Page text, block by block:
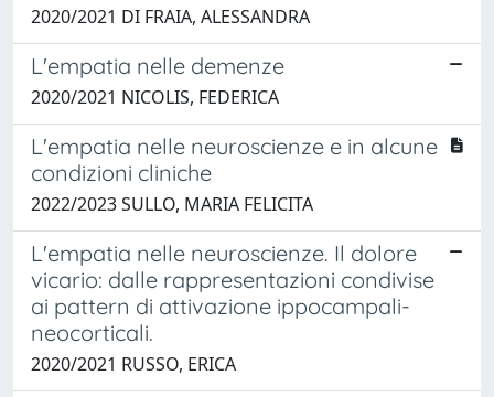
2020/2021 DI FRAIA, ALESSANDRA
L'empatia nelle demenze
2020/2021 NICOLIS, FEDERICA
L'empatia nelle neuroscienze e in alcune
condizioni cliniche
2022/2023 SULLO, MARIA FELICITA
L'empatia nelle neuroscienze. Il dolore
vicario: dalle rappresentazioni condivise
ai pattern di attivazione ippocampali-
neocorticali.
2020/2021 RUSSO, ERICA